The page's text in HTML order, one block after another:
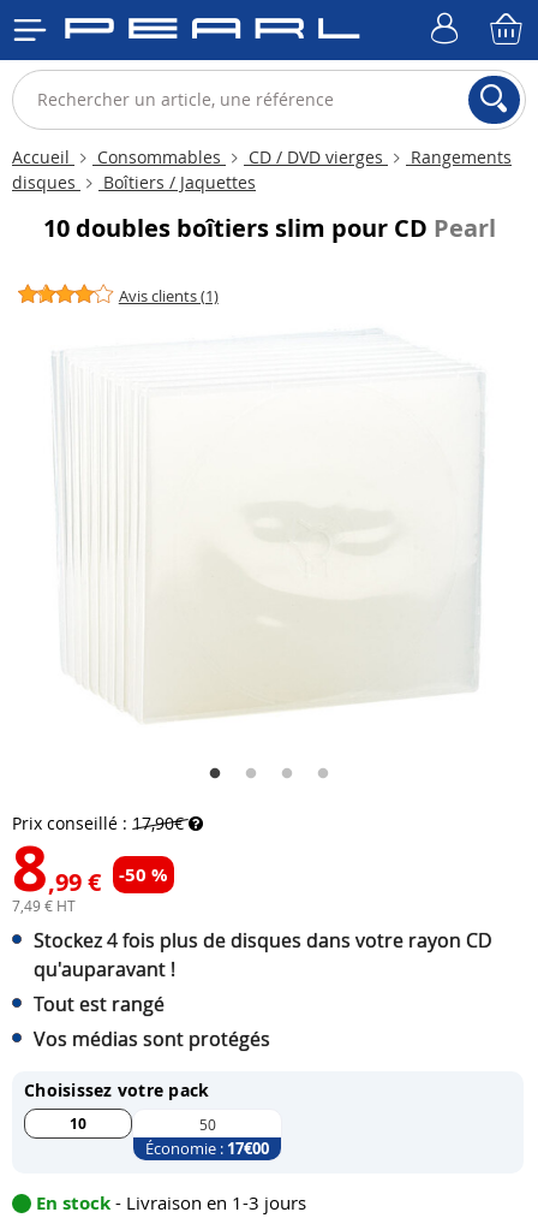
Accueil Consommables CD / DVD vierges
Rangements
disques
Boîtiers / Jaquettes
10 doubles boîtiers slim pour CD Pearl
Avis clients (1)
Prix conseillé : 17,90€
8,99 € -50 %
7,49 € HT
Stockez 4 fois plus de disques dans votre rayon CD
qu'auparavant !
Tout est rangé
Vos médias sont protégés
Choisissez votre pack
10 50
Économie : 17€00
En stock - Livraison en 1-3 jours